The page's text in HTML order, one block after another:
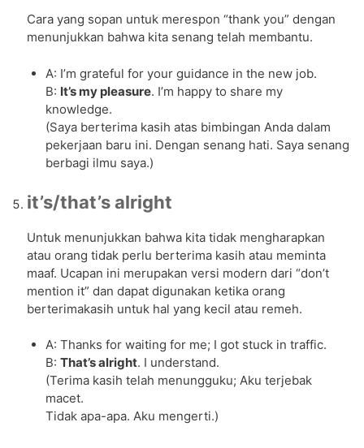
Cara yang sopan untuk merespon “thank you” dengan
menunjukkan bahwa kita senang telah membantu.
A: I’m grateful for your guidance in the new job.
B: It’s my pleasure. I’m happy to share my
knowledge.
(Saya berterima kasih atas bimbingan Anda dalam
pekerjaan baru ini. Dengan senang hati. Saya senang
berbagi ilmu saya.)
it’s/that’s alright
Untuk menunjukkan bahwa kita tidak mengharapkan
atau orang tidak perlu berterima kasih atau meminta
maaf. Ucapan ini merupakan versi modern dari “don’t
mention it” dan dapat digunakan ketika orang
berterimakasih untuk hal yang kecil atau remeh.
A: Thanks for waiting for me; I got stuck in traffic.
B: That’s alright. I understand.
(Terima kasih telah menungguku; Aku terjebak
macet.
Tidak apa-apa. Aku mengerti.)